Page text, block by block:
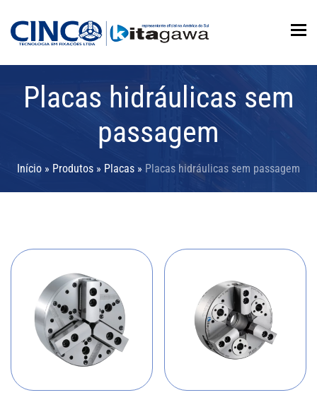
Placas hidráulicas sem
passagem
Início » Produtos » Placas » Placas hidráulicas sem passagem